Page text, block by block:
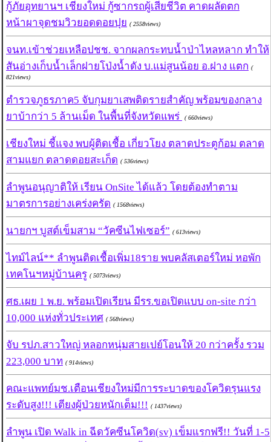
กู้ภัยอุทยานฯ เชียงใหม่ กู้ซากรถผู้เสียชีวิต คาดผลัดตก
หน้าผาจุดชมวิวยอดดอยปุย ( 2558views)
จนท.เข้าช่วยเหลือปชช. จากผลกระทบน้ำป่าไหลหลาก ทำให้
สันอ่างเก็บน้ำเล็กฝายโป่งน้ำดัง บ.แม่สูนน้อย อ.ฝาง แตก (
821views)
ตำรวจภูธรภาค5 จับกุมยาเสพติดรายสำคัญ พร้อมของกลาง
ยาบ้ากว่า 5 ล้านเม็ด ในพื้นที่จังหวัดแพร่
( 660views)
เชียงใหม่ ชี้แจง พบผู้ติดเชื้อ เกี่ยวโยง ตลาดประตูก้อม ตลาด
สามแยก ตลาดดอยสะเก็ด ( 536views)
ลำพูนอนุญาติให้ เรียน OnSite ได้แล้ว โดยต้องทำตาม
มาตรการอย่างเคร่งครัด ( 1568views)
นายกฯ บูสต์เข็มสาม “วัคซีนไฟเซอร์” ( 613views)
ไทม์ไลน์** ลำพูนติดเชื้อเพิ่ม18ราย พบคลัสเตอร์ใหม่ หอพัก
เทคโนฯหมู่บ้านครู ( 5073views)
ศธ.เผย 1 พ.ย. พร้อมเปิดเรียน มีรร.ขอเปิดแบบ on-site กว่า
10,000 แห่งทั่วประเทศ ( 568views)
จับ รปภ.สาวใหญ่ หลอกหนุ่มสายเปย์โอนให้ 20 กว่าครั้ง รวม
223,000 บาท ( 914views)
คณะแพทย์มช.เตือนเชียงใหม่มีการระบาดของโควิดรุนแรง
ระดับสูง!!! เตียงผู้ป่วยหนักเต็ม!!! ( 1437views)
ลำพูน เปิด Walk in ฉีดวัคซีนโควิด(sv) เข็มแรกฟรี!! วันที่ 1-5